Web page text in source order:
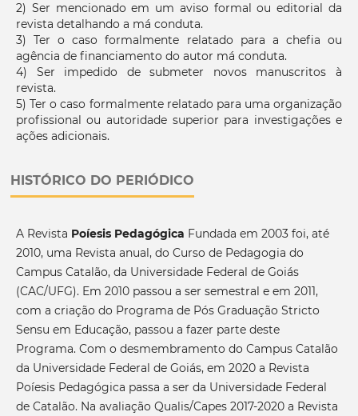
2) Ser mencionado em um aviso formal ou editorial da
revista detalhando a má conduta.
3) Ter o caso formalmente relatado para a chefia ou
agência de financiamento do autor má conduta.
4) Ser impedido de submeter novos manuscritos à
revista.
5) Ter o caso formalmente relatado para uma organização
profissional ou autoridade superior para investigações e
ações adicionais.
HISTÓRICO DO PERIÓDICO
A Revista Poíesis Pedagógica Fundada em 2003 foi, até
2010, uma Revista anual, do Curso de Pedagogia do
Campus Catalão, da Universidade Federal de Goiás
(CAC/UFG). Em 2010 passou a ser semestral e em 2011,
com a criação do Programa de Pós Graduação Stricto
Sensu em Educação, passou a fazer parte deste
Programa. Com o desmembramento do Campus Catalão
da Universidade Federal de Goiás, em 2020 a Revista
Poíesis Pedagógica passa a ser da Universidade Federal
de Catalão. Na avaliação Qualis/Capes 2017-2020 a Revista